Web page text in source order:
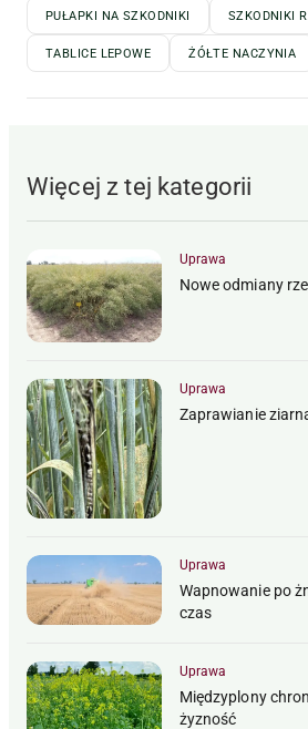
PUŁAPKI NA SZKODNIKI SZKODNIKI
TABLICE LEPOWE ŻÓŁTE NACZYNIA
Więcej z tej kategorii
Uprawa
Nowe odmiany
Uprawa
Zaprawianie
Uprawa
Wapnowanie po
czas
Uprawa
Międzyplony
żyzność